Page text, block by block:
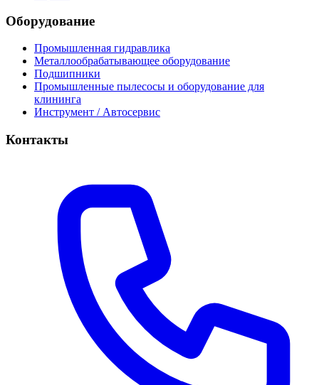
Оборудование
Промышленная гидравлика
Металлообрабатывающее оборудование
Подшипники
Промышленные пылесосы и оборудование для
клининга
Инструмент / Автосервис
Контакты